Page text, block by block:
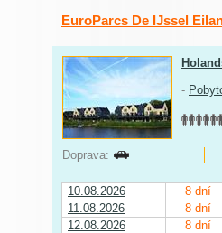
EuroParcs De IJssel
-
Doprava:
10.08.2026
8 dní
11.08.2026
8 dní
12.08.2026
8 dní